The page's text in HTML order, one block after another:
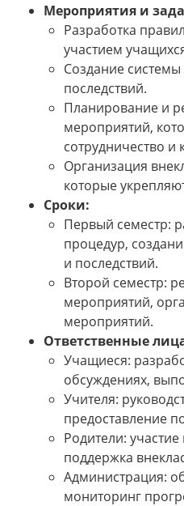
Мероприятия и
Разработка
участием
Создание
последствий.
Планирование и
мероприятий,
сотрудничество
Организация
которые
Сроки:
Первый семестр:
процедур,
и последствий.
Второй семестр:
мероприятий,
мероприятий.
Ответственные
Учащиеся:
обсуждениях,
Учителя:
предоставление
Родители:
поддержка
Администрация:
мониторинг